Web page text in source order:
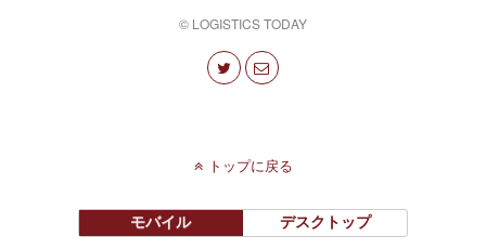
© LOGISTICS TODAY
トップに戻る
モバイル デスクトップ